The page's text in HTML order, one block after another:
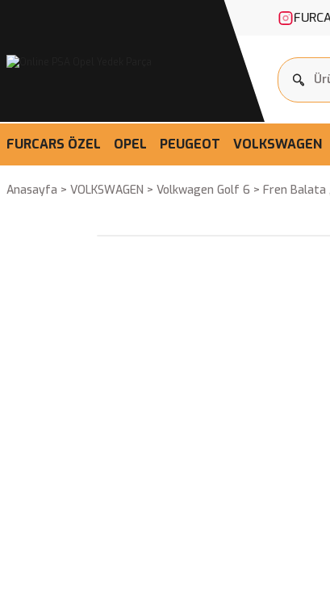
FURCARS ÖZEL OPEL PEUGEOT VOLKSWAGEN
Anasayfa VOLKSWAGEN Volkwagen Golf 6 Fren Balata